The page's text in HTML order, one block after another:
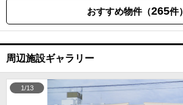
おすすめ物件（265件）
周辺施設ギャラリー
1/13